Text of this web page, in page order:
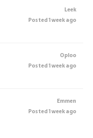
Leek
Posted 1 week ago
Oploo
Posted 1 week ago
Emmen
Posted 1 week ago